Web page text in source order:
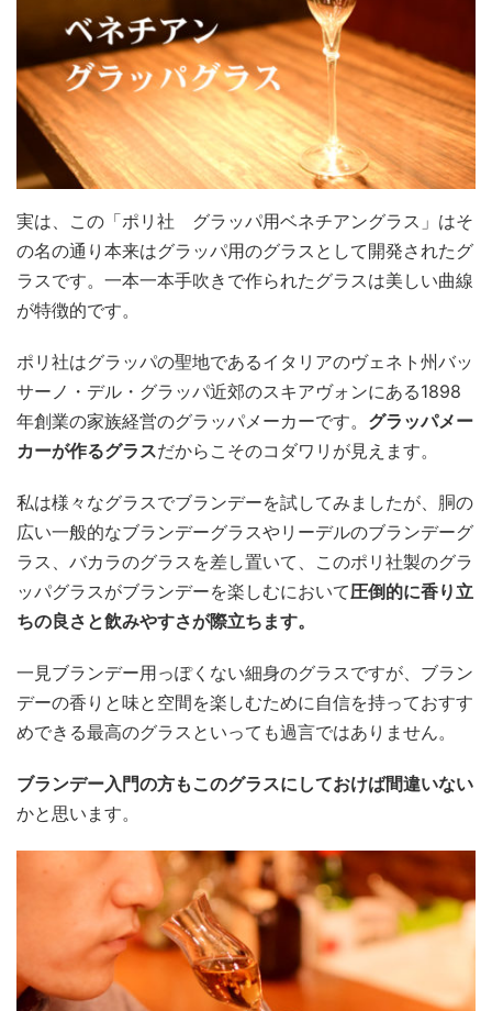
実は、この「ポリ社 グラッパ用ベネチアングラス」はそ
の名の通り本来はグラッパ用のグラスとして開発されたグ
ラスです。一本一本手吹きで作られたグラスは美しい曲線
が特徴的です。
ポリ社はグラッパの聖地であるイタリアのヴェネト州バッ
サーノ・デル・グラッパ近郊のスキアヴォンにある1898
年創業の家族経営のグラッパメーカーです。 グラッパメー
カーが作るグラスだからこそのコダワリが見えます。
私は様々なグラスでブランデーを試してみましたが、胴の
広い一般的なブランデーグラスやリーデルのブランデーグ
ラス、バカラのグラスを差し置いて、このポリ社製のグラ
ッパグラスがブランデーを楽しむにおいて圧倒的に香り立
ちの良さと飲みやすさが際立ちます。
一見ブランデー用っぽくない細身のグラスですが、ブラン
デーの香りと味と空間を楽しむために自信を持っておすす
めできる最高のグラスといっても過言ではありません。
ブランデー入門の方もこのグラスにしておけば間違いない
かと思います。